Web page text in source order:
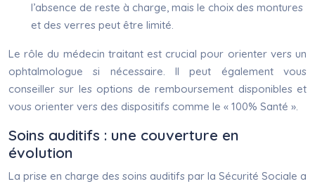
l’absence de reste à charge, mais le choix des montures
et des verres peut être limité.
Le rôle du médecin traitant est crucial pour orienter vers un
ophtalmologue si nécessaire. Il peut également vous
conseiller sur les options de remboursement disponibles et
vous orienter vers des dispositifs comme le « 100% Santé ».
Soins auditifs : une couverture en
évolution
La prise en charge des soins auditifs par la Sécurité Sociale a